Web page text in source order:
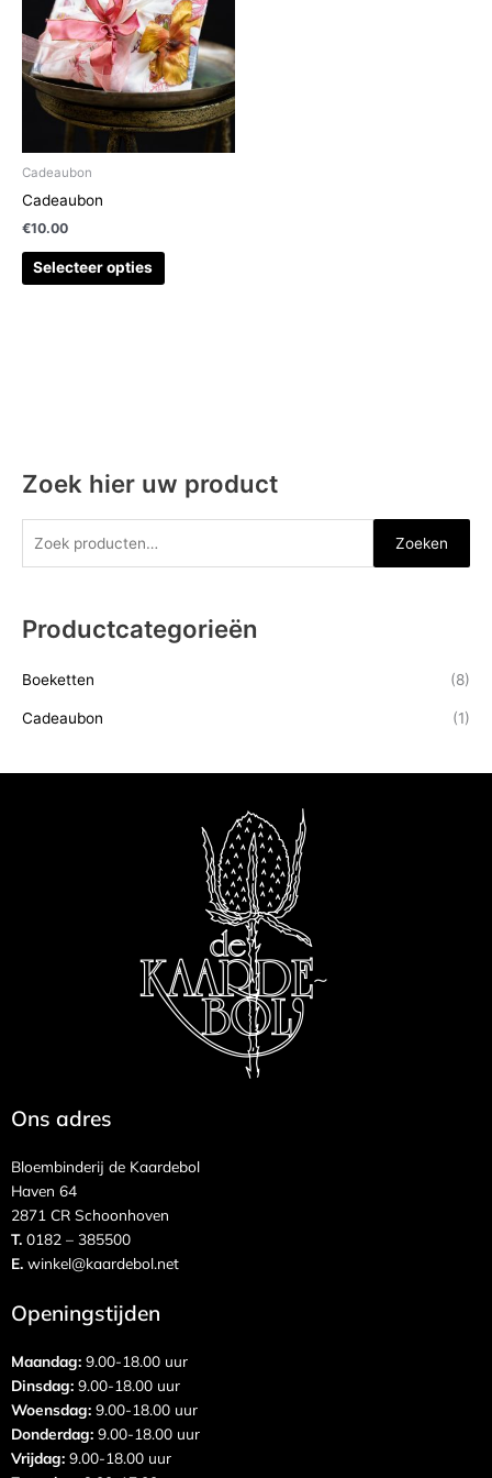
Zoek hier uw product
Zoeken
Productcategorieën
Boeketten (8)
Cadeaubon (1)
Cadeaubon
Cadeaubon
€10.00
Selecteer opties
Ons adres
Bloembinderij de Kaardebol
Haven 64
2871 CR Schoonhoven
T. 0182 – 385500
E. winkel@kaardebol.net
Openingstijden
Maandag: 9.00-18.00 uur
Dinsdag: 9.00-18.00 uur
Woensdag: 9.00-18.00 uur
Donderdag: 9.00-18.00 uur
Vrijdag: 9.00-18.00 uur